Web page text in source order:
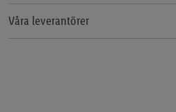
Våra leverantörer